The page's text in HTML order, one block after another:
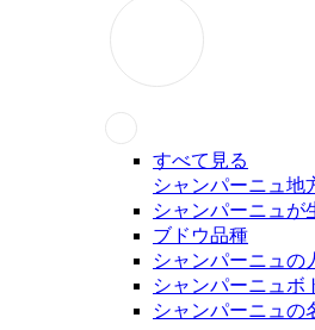
すべて見る
シャンパーニュ地
シャンパーニュが
ブドウ品種
シャンパーニュの
シャンパーニュボ
シャンパーニュの